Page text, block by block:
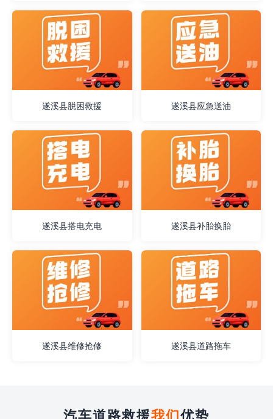
遂溪县脱困救援 遂溪县应急送油
遂溪县搭电充电 遂溪县补胎换胎
遂溪县维修抢修 遂溪县道路拖车
汽车道路救援我们优势